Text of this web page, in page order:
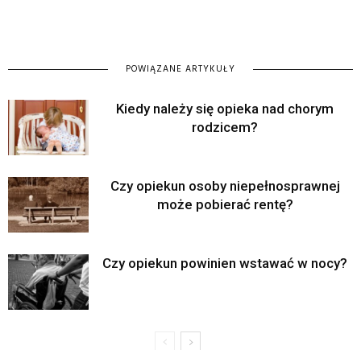
POWIĄZANE ARTYKUŁY
Kiedy należy się opieka nad chorym
rodzicem?
Czy opiekun osoby niepełnosprawnej
może pobierać rentę?
Czy opiekun powinien wstawać w nocy?